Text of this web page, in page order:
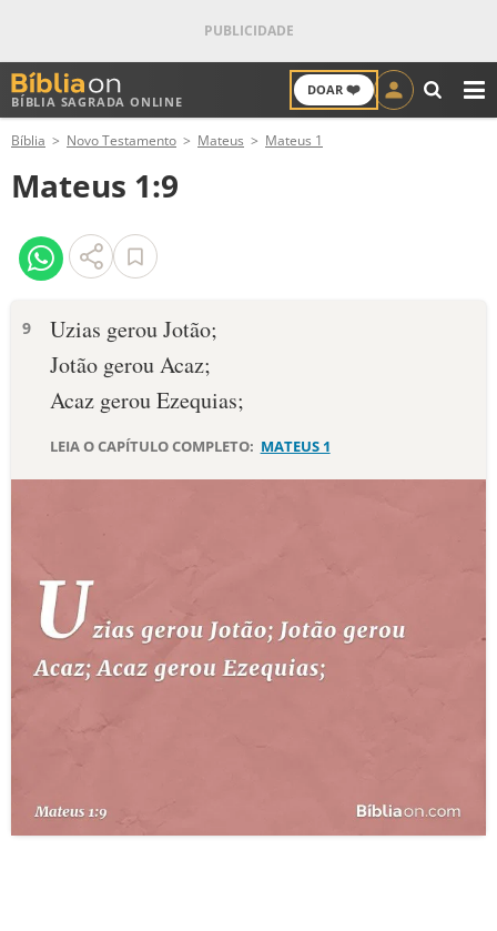
BÍBLIA SAGRADA ONLINE
DOAR ❤️
ANTIGO TESTAMENTO
NOVO TESTAMENTO
VERSÍCULOS
PALAVRA DO DIA
DEVOCIONAL DIÁRIO
ESTUDOS BÍBLICOS
ESBOÇOS DE PREGAÇÃO
TERMO BÍBLICO
Bíblia Novo Testamento Mateus Mateus 1
Mateus 1:9
9
Uzias gerou Jotão;
Jotão gerou Acaz;
Acaz gerou Ezequias;
LEIA O CAPÍTULO COMPLETO: MATEUS 1